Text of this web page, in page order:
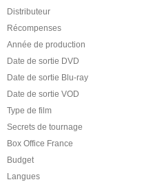
Distributeur
Récompenses
Année de production
Date de sortie DVD
Date de sortie Blu-ray
Date de sortie VOD
Type de film
Secrets de tournage
Box Office France
Budget
Langues